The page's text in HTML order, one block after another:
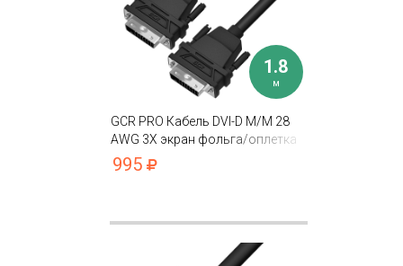
1.8
м
GCR PRO Кабель DVI-D M/M 28
AWG 3Х экран фольга/оплетка
995